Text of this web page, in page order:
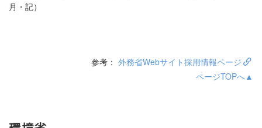
月・記）
参考： 外務省Webサイト採用情報ページ
ページTOPへ▲